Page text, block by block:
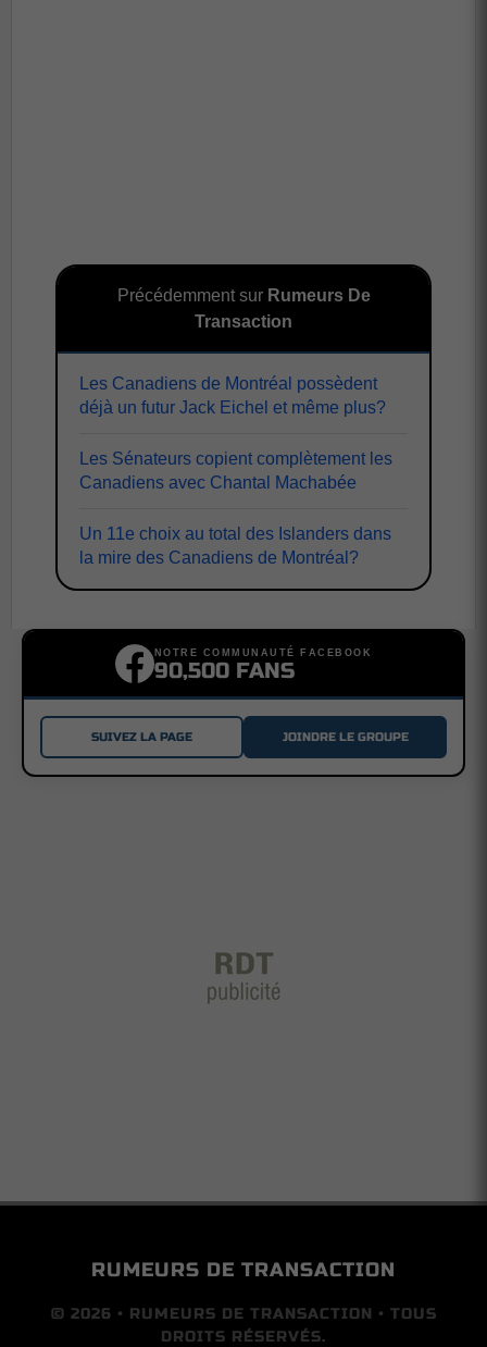
Précédemment sur Rumeurs De
Transaction
Les Canadiens de Montréal possèdent
déjà un futur Jack Eichel et même plus?
Les Sénateurs copient complètement les
Canadiens avec Chantal Machabée
Un 11e choix au total des Islanders dans
la mire des Canadiens de Montréal?
NOTRE COMMUNAUTÉ FACEBOOK
90,500 FANS
SUIVEZ LA PAGE JOINDRE LE GROUPE
RUMEURS DE TRANSACTION
© 2026 • RUMEURS DE TRANSACTION • TOUS
DROITS RÉSERVÉS.